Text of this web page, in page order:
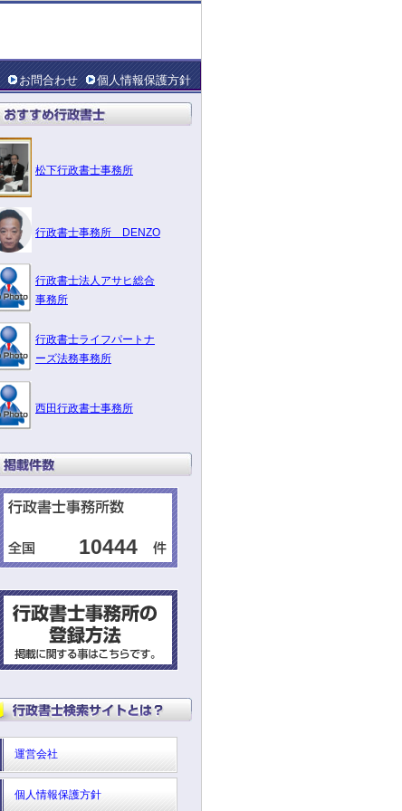
お問合わせ 個人情報保護方針
松下行政書士事務所
行政書士事務所 DENZO
行政書士法人アサヒ総合
事務所
行政書士ライフパートナ
ーズ法務事務所
西田行政書士事務所
10444
運営会社
個人情報保護方針